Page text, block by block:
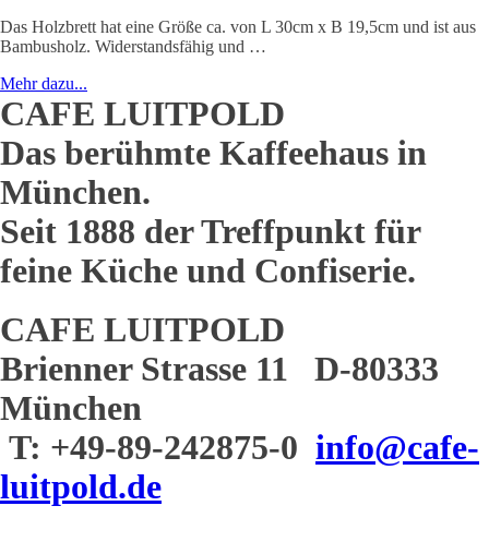
Das Holzbrett hat eine Größe ca. von L 30cm x B 19,5cm und ist aus
Bambusholz. Widerstandsfähig und …
Mehr dazu...
CAFE LUITPOLD
Das berühmte Kaffeehaus in
München.
Seit 1888 der Treffpunkt für
feine Küche und Confiserie.
CAFE LUITPOLD
Brienner Strasse 11 D-80333
München
T: +49-89-242875-0 info@cafe-
luitpold.de